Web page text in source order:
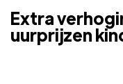
Extra
uurprijzen